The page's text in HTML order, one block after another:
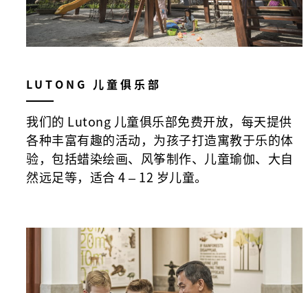
LUTONG 儿童俱乐部
我们的 Lutong 儿童俱乐部免费开放，每天提供
各种丰富有趣的活动，为孩子打造寓教于乐的体
验，包括蜡染绘画、风筝制作、儿童瑜伽、大自
然远足等，适合 4 – 12 岁儿童。